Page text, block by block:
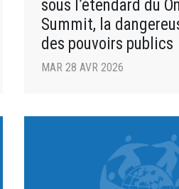
sous l’étendard du
Summit, la
des pouvoirs publics
MAR 28 AVR 2026